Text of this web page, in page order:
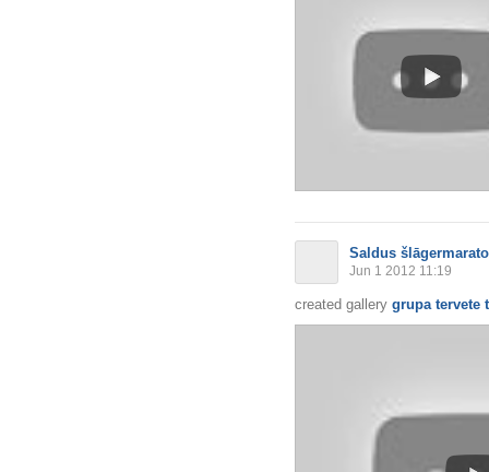
Saldus
Jun 1 2012 11:19
created gallery grupa tervete